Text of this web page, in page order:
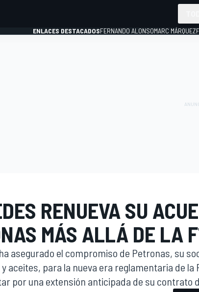
ENLACES DESTACADOSFERNANDO ALONSOMARC MÁRQUEZ
RENUEVA SU
MÁS ALLÁ DE LA
asegurado el compromiso de Petronas, su
aceites, para la nueva era reglamentaria de la
por una extensión anticipada de su contrato